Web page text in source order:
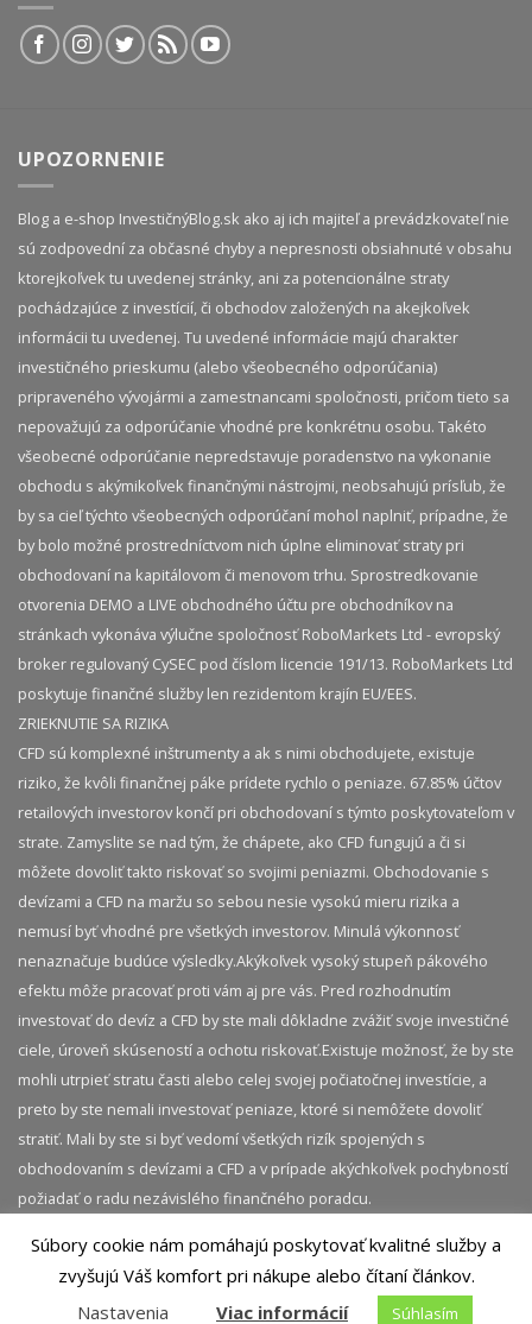
UPOZORNENIE
Blog a e-shop InvestičnýBlog.sk ako aj ich majiteľ a prevádzkovateľ nie
sú zodpovední za občasné chyby a nepresnosti obsiahnuté v obsahu
ktorejkoľvek tu uvedenej stránky, ani za potencionálne straty
pochádzajúce z investícií, či obchodov založených na akejkoľvek
informácii tu uvedenej. Tu uvedené informácie majú charakter
investičného prieskumu (alebo všeobecného odporúčania)
pripraveného vývojármi a zamestnancami spoločnosti, pričom tieto sa
nepovažujú za odporúčanie vhodné pre konkrétnu osobu. Takéto
všeobecné odporúčanie nepredstavuje poradenstvo na vykonanie
obchodu s akýmikoľvek finančnými nástrojmi, neobsahujú prísľub, že
by sa cieľ týchto všeobecných odporúčaní mohol naplniť, prípadne, že
by bolo možné prostredníctvom nich úplne eliminovať straty pri
obchodovaní na kapitálovom či menovom trhu. Sprostredkovanie
otvorenia DEMO a LIVE obchodného účtu pre obchodníkov na
stránkach vykonáva výlučne spoločnosť RoboMarkets Ltd - evropský
broker regulovaný CySEC pod číslom licencie 191/13. RoboMarkets Ltd
poskytuje finančné služby len rezidentom krajín EU/EES.
ZRIEKNUTIE SA RIZIKA
CFD sú komplexné inštrumenty a ak s nimi obchodujete, existuje
riziko, že kvôli finančnej páke prídete rychlo o peniaze. 67.85% účtov
retailových investorov končí pri obchodovaní s týmto poskytovateľom v
strate. Zamyslite se nad tým, že chápete, ako CFD fungujú a či si
môžete dovoliť takto riskovať so svojimi peniazmi. Obchodovanie s
devízami a CFD na maržu so sebou nesie vysokú mieru rizika a
nemusí byť vhodné pre všetkých investorov. Minulá výkonnosť
nenaznačuje budúce výsledky.​ Akýkoľvek vysoký stupeň pákového
efektu môže pracovať proti vám aj pre vás. Pred rozhodnutím
investovať do devíz a CFD by ste mali dôkladne zvážiť svoje investičné
ciele, úroveň skúseností a ochotu riskovať.​ Existuje možnosť, že by ste
mohli utrpieť stratu časti alebo celej svojej počiatočnej investície, a
preto by ste nemali investovať peniaze, ktoré si nemôžete dovoliť
stratiť. Mali by ste si byť vedomí všetkých rizík spojených s
obchodovaním s devízami a CFD a v prípade akýchkoľvek pochybností
požiadať o radu nezávislého finančného poradcu.
© 2026 InvestičnýBlog.sk | Všetky práva vyhradené.
Akékoľvek kopírovanie obsahu tejto stránky je bez
Súbory cookie nám pomáhajú poskytovať kvalitné služby a
zvyšujú Váš komfort pri nákupe alebo čítaní článkov.
Nastavenia
Viac informácií Súhlasím